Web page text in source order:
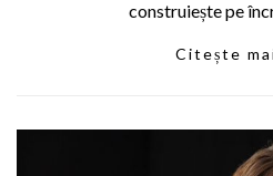
construiește pe
Citește